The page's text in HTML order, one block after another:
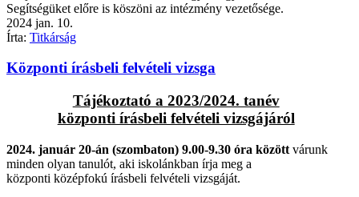
Segítségüket előre is köszöni az intézmény vezetősége.
2024 jan. 10.
Írta: Titkárság
Központi írásbeli felvételi vizsga
Tájékoztató a 2023/2024. tanév
központi írásbeli felvételi vizsgájáról
2024. január 20-án (szombaton) 9.00-9.30 óra között várunk
minden olyan tanulót, aki iskolánkban írja meg a
központi középfokú írásbeli felvételi vizsgáját.